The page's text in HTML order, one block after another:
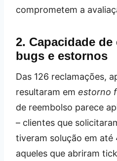
comprometem a
2. Capacidade
bugs e estornos
Das 126 reclamações,
resultaram em estorno
de reembolso parece
– clientes que
tiveram solução em até
aqueles que abriram